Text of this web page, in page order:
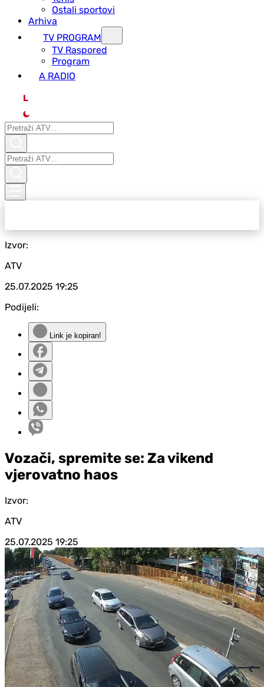
Ostali sportovi
Arhiva
TV PROGRAM
ТV Raspored
Program
A RADIO
L
Izvor:
ATV
25.07.2025 19:25
Podijeli:
Link je kopiran!
Vozači, spremite se: Za vikend
vjerovatno haos
Izvor:
ATV
25.07.2025 19:25